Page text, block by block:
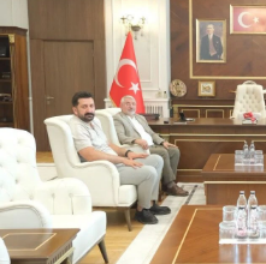
Dodurga Haberleri
Eğitim
Ekonomi
Güncel
Haber Arşivi